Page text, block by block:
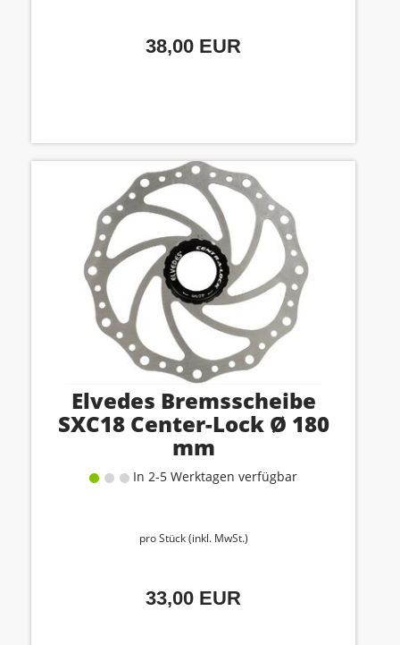
38,00 EUR
Elvedes Bremsscheibe
SXC18 Center-Lock Ø 180
mm
In 2-5 Werktagen verfügbar
pro Stück (inkl. MwSt.)
33,00 EUR